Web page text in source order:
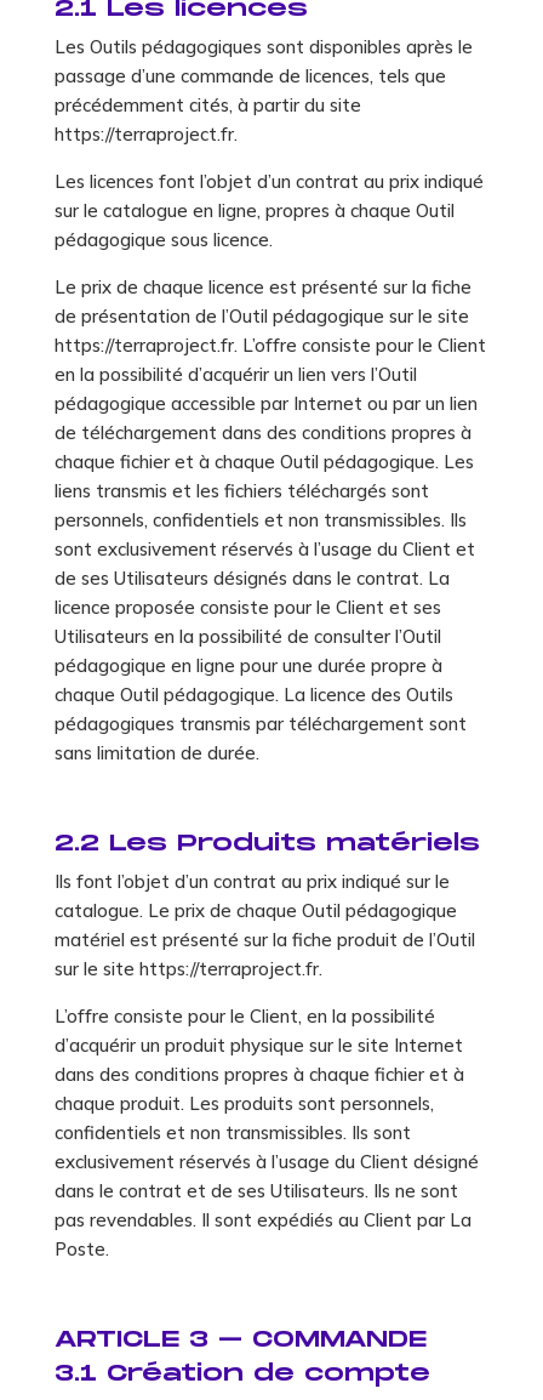
2.1 Les licences
Les Outils pédagogiques sont disponibles après le
passage d’une commande de licences, tels que
précédemment cités, à partir du site
https://terraproject.fr.
Les licences font l’objet d’un contrat au prix indiqué
sur le catalogue en ligne, propres à chaque Outil
pédagogique sous licence.
Le prix de chaque licence est présenté sur la fiche
de présentation de l’Outil pédagogique sur le site
https://terraproject.fr. L’offre consiste pour le Client
en la possibilité d’acquérir un lien vers l’Outil
pédagogique accessible par Internet ou par un lien
de téléchargement dans des conditions propres à
chaque fichier et à chaque Outil pédagogique. Les
liens transmis et les fichiers téléchargés sont
personnels, confidentiels et non transmissibles. Ils
sont exclusivement réservés à l’usage du Client et
de ses Utilisateurs désignés dans le contrat. La
licence proposée consiste pour le Client et ses
Utilisateurs en la possibilité de consulter l’Outil
pédagogique en ligne pour une durée propre à
chaque Outil pédagogique. La licence des Outils
pédagogiques transmis par téléchargement sont
sans limitation de durée.
2.2 Les Produits matériels
Ils font l’objet d’un contrat au prix indiqué sur le
catalogue. Le prix de chaque Outil pédagogique
matériel est présenté sur la fiche produit de l’Outil
sur le site https://terraproject.fr.
L’offre consiste pour le Client, en la possibilité
d’acquérir un produit physique sur le site Internet
dans des conditions propres à chaque fichier et à
chaque produit. Les produits sont personnels,
confidentiels et non transmissibles. Ils sont
exclusivement réservés à l’usage du Client désigné
dans le contrat et de ses Utilisateurs. Ils ne sont
pas revendables. Il sont expédiés au Client par La
Poste.
ARTICLE 3 – COMMANDE
3.1 Création de compte